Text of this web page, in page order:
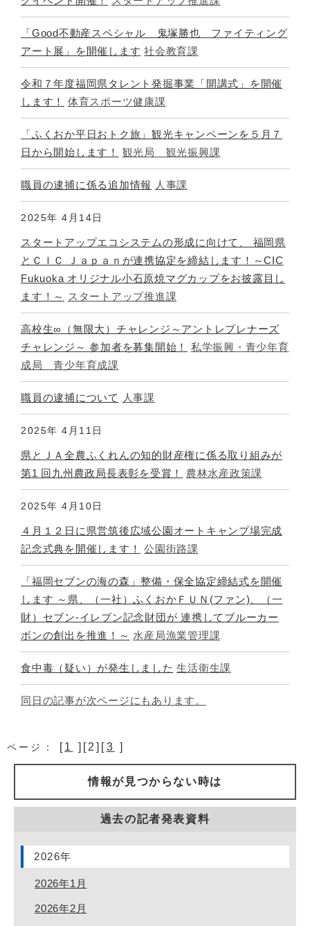
「Good不動産スペシャル 鬼塚勝也 ファイティング
アート展」を開催します 社会教育課
令和７年度福岡県タレント発掘事業「開講式」を開催
します！
体育スポーツ健康課
「ふくおか平日おトク旅」観光キャンペーンを５月７
日から開始します！
観光局 観光振興課
職員の逮捕に係る追加情報 人事課
2025年 4月14日
スタートアップエコシステムの形成に向けて、 福岡県
とＣＩＣ Ｊａｐａｎが連携協定を締結します！～CIC
Fukuoka オリジナル小石原焼マグカップをお披露目し
ます！～
スタートアップ推進課
高校生∞（無限大）チャレンジ～アントレプレナーズ
チャレンジ～ 参加者を募集開始！
私学振興・青少年育
成局 青少年育成課
職員の逮捕について 人事課
2025年 4月11日
県とＪＡ全農ふくれんの知的財産権に係る取り組みが
第1 回九州農政局長表彰を受賞！
農林水産政策課
2025年 4月10日
４月１２日に県営筑後広域公園オートキャンプ場完成
記念式典を開催します！
公園街路課
「福岡セブンの海の森」整備・保全協定締結式を開催
します ～県、（一社）ふくおかＦＵＮ(ファン)、（一
財）セブン-イレブン記念財団が 連携してブルーカー
ボンの創出を推進！～ 水産局漁業管理課
食中毒（疑い）が発生しました 生活衛生課
同日の記事が次ページにもあります。
ページ： [1 ][2][3 ]
情報が見つからない時は
過去の記者発表資料
2026年
2026年1月
2026年2月